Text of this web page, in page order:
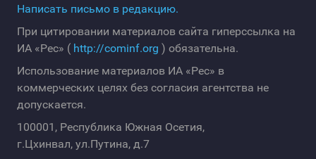
Написать письмо в редакцию.
При цитировании материалов сайта гиперссылка на
ИА «Рес» ( http://cominf.org ) обязательна.
Использование материалов ИА «Рес» в
коммерческих целях без согласия агентства не
допускается.
100001, Республика Южная Осетия,
г.Цхинвал, ул.Путина, д.7